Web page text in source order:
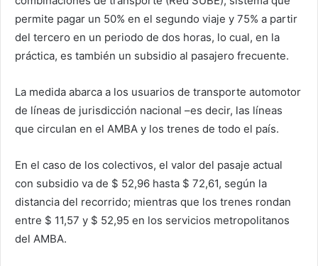
permite pagar un 50% en el segundo viaje y 75% a partir
del tercero en un periodo de dos horas, lo cual, en la
práctica, es también un subsidio al pasajero frecuente.
La medida abarca a los usuarios de transporte automotor
de líneas de jurisdicción nacional –es decir, las líneas
que circulan en el AMBA y los trenes de todo el país.
En el caso de los colectivos, el valor del pasaje actual
con subsidio va de $ 52,96 hasta $ 72,61, según la
distancia del recorrido; mientras que los trenes rondan
entre $ 11,57 y $ 52,95 en los servicios metropolitanos
del AMBA.